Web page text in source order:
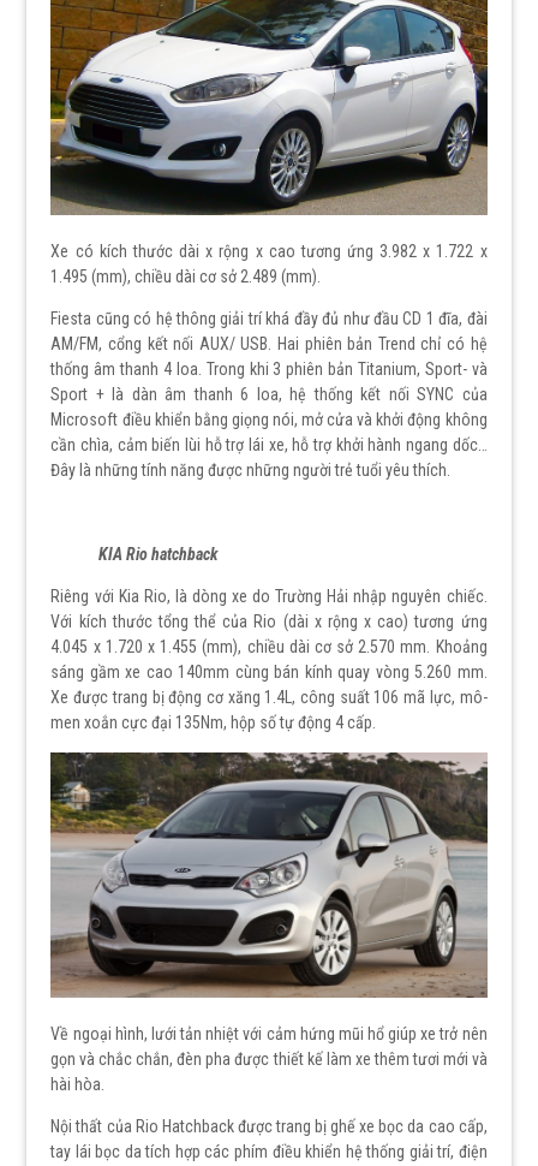
Xe có kích thước dài x rộng x cao tương ứng 3.982 x 1.722 x
1.495 (mm), chiều dài cơ sở 2.489 (mm).
Fiesta cũng có hệ thông giải trí khá đầy đủ như đầu CD 1 đĩa, đài
AM/FM, cổng kết nối AUX/ USB. Hai phiên bản Trend chỉ có hệ
thống âm thanh 4 loa. Trong khi 3 phiên bản Titanium, Sport- và
Sport + là dàn âm thanh 6 loa, hệ thống kết nối SYNC của
Microsoft điều khiển bằng giọng nói, mở cửa và khởi động không
cần chìa, cảm biến lùi hỗ trợ lái xe, hỗ trợ khởi hành ngang dốc…
Đây là những tính năng được những người trẻ tuổi yêu thích.
KIA Rio hatchback
Riêng với Kia Rio, là dòng xe do Trường Hải nhập nguyên chiếc.
Với kích thước tổng thể của Rio (dài x rộng x cao) tương ứng
4.045 x 1.720 x 1.455 (mm), chiều dài cơ sở 2.570 mm. Khoảng
sáng gầm xe cao 140mm cùng bán kính quay vòng 5.260 mm.
Xe được trang bị động cơ xăng 1.4L, công suất 106 mã lực, mô-
men xoắn cực đại 135Nm, hộp số tự động 4 cấp.
Về ngoại hình, lưới tản nhiệt với cảm hứng mũi hổ giúp xe trở nên
gọn và chắc chắn, đèn pha được thiết kế làm xe thêm tươi mới và
hài hòa.
Nội thất của Rio Hatchback được trang bị ghế xe bọc da cao cấp,
tay lái bọc da tích hợp các phím điều khiển hệ thống giải trí, điện